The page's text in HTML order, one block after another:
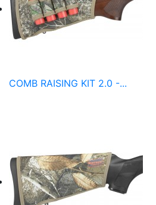
COMB RAISING KIT 2.0 -...